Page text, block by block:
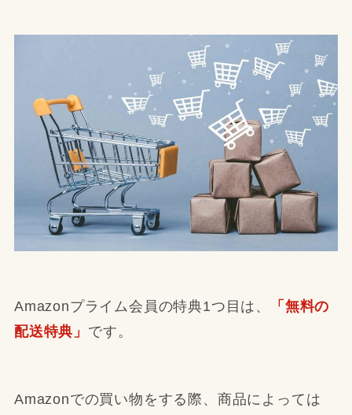
Amazonプライム会員の特典1つ目は、
「無料の
配送特典」 です。
Amazonでの買い物をする際、商品によっては